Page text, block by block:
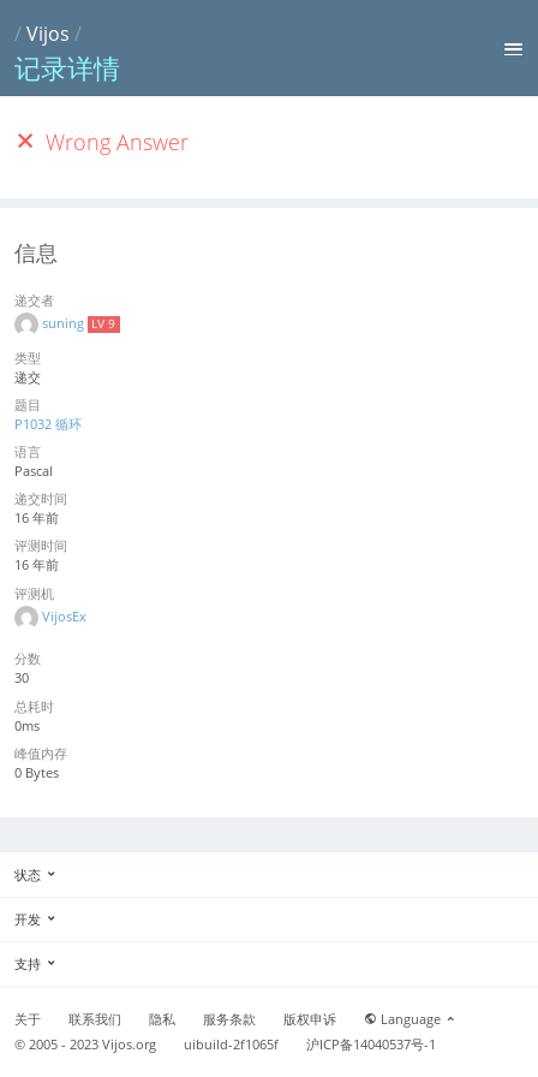
/Vijos /
记录详情
Wrong Answer
信息
递交者
suning LV 9
类型
递交
题目
P1032 循环
语言
Pascal
递交时间
16 年前
评测时间
16 年前
评测机
VijosEx
分数
30
总耗时
0ms
峰值内存
0 Bytes
状态
开发
支持
关于 联系我们 隐私 服务条款 版权申诉
Language
© 2005 - 2023Vijos.org uibuild-2f1065f 沪ICP备14040537号-1